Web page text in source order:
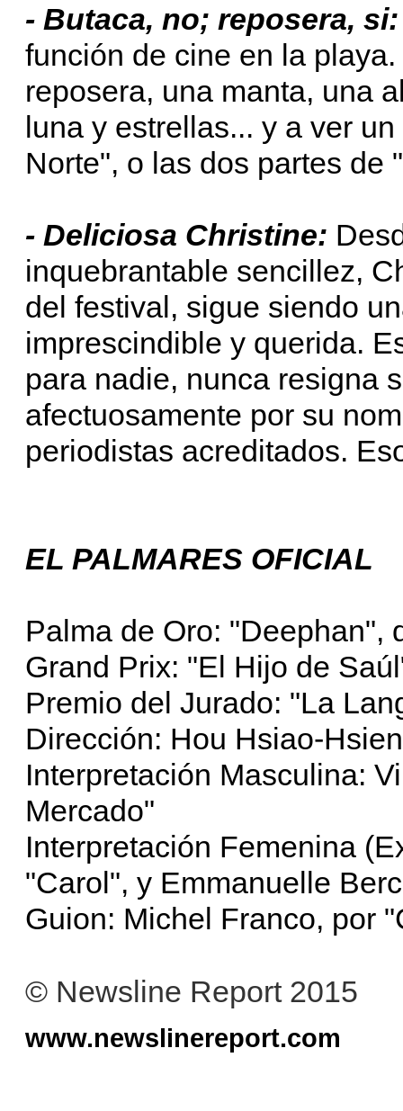
- Butaca, no; reposera,
función de cine en la
reposera, una manta, una
luna y estrellas... y a ver
Norte", o las dos partes de
- Deliciosa Christine:
inquebrantable sencillez,
del festival, sigue siendo
imprescindible y querida.
para nadie, nunca resigna
afectuosamente por su
periodistas acreditados.
EL PALMARES OFICIAL
Palma de Oro: "Deephan",
Grand Prix: "El Hijo de
Premio del Jurado: "La
Dirección: Hou Hsiao-
Interpretación Masculina:
Mercado"
Interpretación Femenina
"Carol", y Emmanuelle
Guion: Michel Franco, por
© Newsline Report 2015
www.newslinereport.com